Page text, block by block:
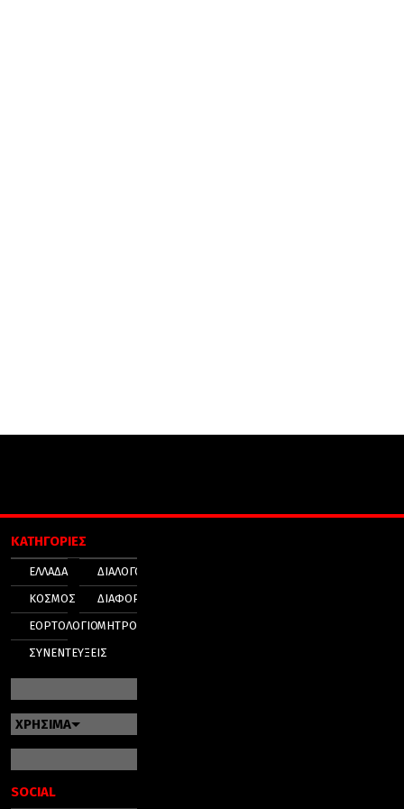
ΚΑΤΗΓΟΡΙΕΣ
ΕΛΛΑΔΑ
ΚΟΣΜΟΣ
ΕΟΡΤΟΛΟΓΙΟ
ΣΥΝΕΝΤΕΥΞΕΙΣ
ΔΙΑΛΟΓΟΣ
ΔΙΑΦΟΡΑ
ΜΗΤΡΟΠΟΛΕΙΣ
ΧΡΗΣΙΜΑ
SOCIAL